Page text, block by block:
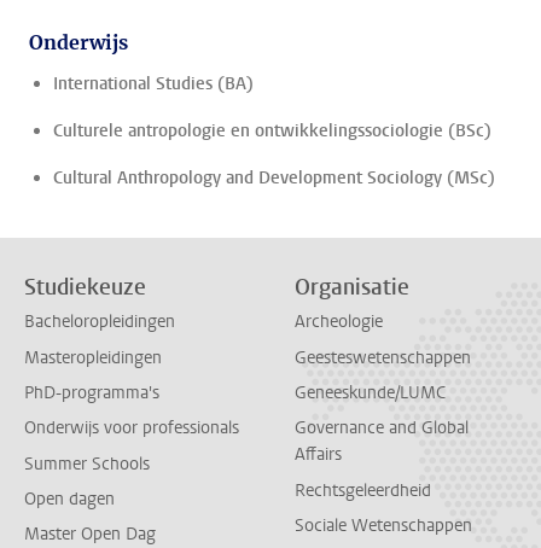
Onderwijs
International Studies (BA)
Culturele antropologie en ontwikkelingssociologie (BSc)
Cultural Anthropology and Development Sociology (MSc)
Studiekeuze
Bacheloropleidingen
Masteropleidingen
PhD-programma's
Onderwijs voor professionals
Summer Schools
Open dagen
Master Open Dag
Organisatie
Archeologie
Geesteswetenschappen
Geneeskunde/LUMC
Governance and Global
Affairs
Rechtsgeleerdheid
Sociale Wetenschappen